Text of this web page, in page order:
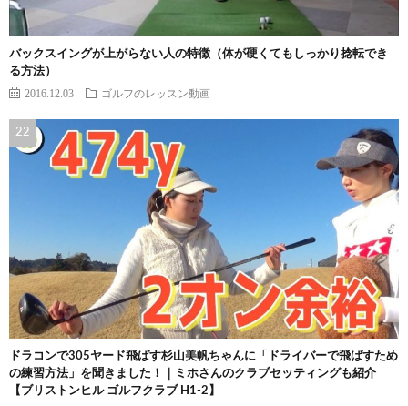
バックスイングが上がらない人の特徴（体が硬くてもしっかり捻転でき
る方法）
2016.12.03 ゴルフのレッスン動画
ドラコンで305ヤード飛ばす杉山美帆ちゃんに「ドライバーで飛ばすため
の練習方法」を聞きました！｜ミホさんのクラブセッティングも紹介
【ブリストンヒル ゴルフクラブ H1-2】